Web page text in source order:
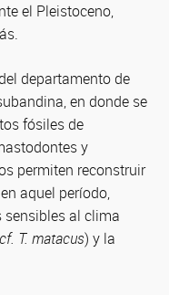
el Pleistoceno,
departamento de
en donde se
fósiles de
y
permiten reconstruir
aquel período,
sensibles al clima
T. matacus) y la